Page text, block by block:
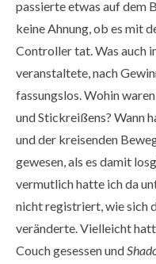
passierte etwas auf dem
keine Ahnung, ob es mit
Controller tat. Was auch
veranstaltete, nach
fassungslos. Wohin
und Stickreißens? Wann
und der kreisenden
gewesen, als es damit
vermutlich hatte ich da
nicht registriert, wie sich
veränderte. Vielleicht
Couch gesessen und